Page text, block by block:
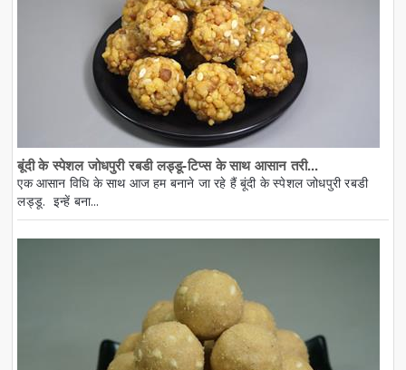
बूंदी के स्पेशल जोधपुरी रबडी लड्डू-टिप्स के साथ आसान तरी...
एक आसान विधि के साथ आज हम बनाने जा रहे हैं बूंदी के स्पेशल जोधपुरी रबडी
लड्डू. इन्हें बना...